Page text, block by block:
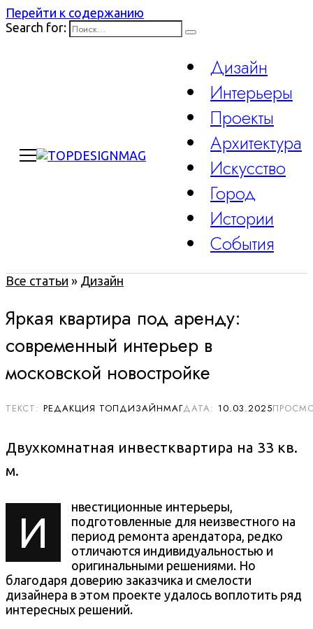
Перейти к содержанию
Search for:
Дизайн
Интерьеры
Проекты
Архитектура
Искусство
Город
Истории
События
Все статьи » Дизайн
Яркая квартира под аренду:
современный интерьер в
московской новостройке
РЕДАКЦИЯ ТОПДИЗАЙНМАГ 10.03.2025
Двухкомнатная инвестквартира на 33 кв.
м.
И
нвестиционные интерьеры,
подготовленные для неизвестного на
период ремонта арендатора, редко
отличаются индивидуальностью и
оригинальными решениями. Но
благодаря доверию заказчика и смелости
дизайнера в этом проекте удалось воплотить ряд
интересных решений.